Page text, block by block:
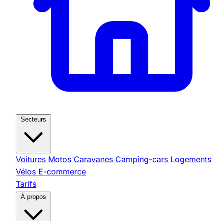
Voitures Motos Caravanes Camping-cars Logements
Vélos E-commerce
Tarifs